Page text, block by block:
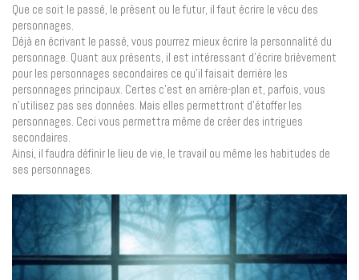
Que ce soit le passé, le présent ou le futur, il faut écrire le vécu des
personnages.
Déjà en écrivant le passé, vous pourrez mieux écrire la personnalité du
personnage. Quant aux présents, il est intéressant d’écrire brièvement
pour les personnages secondaires ce qu’il faisait derrière les
personnages principaux. Certes c’est en arrière-plan et, parfois, vous
n’utilisez pas ses données. Mais elles permettront d’étoffer les
personnages. Ceci vous permettra même de créer des intrigues
secondaires.
Ainsi, il faudra définir le lieu de vie, le travail ou même les habitudes de
ses personnages.